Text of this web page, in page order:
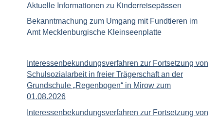
Aktuelle Informationen zu Kinderreisepässen
Bekanntmachung zum Umgang mit Fundtieren im
Amt Mecklenburgische Kleinseenplatte
Interessenbekundungsverfahren zur Fortsetzung von
Schulsozialarbeit in freier Trägerschaft an der
Grundschule „Regenbogen“ in Mirow zum
01.08.2026
Interessenbekundungsverfahren zur Fortsetzung von